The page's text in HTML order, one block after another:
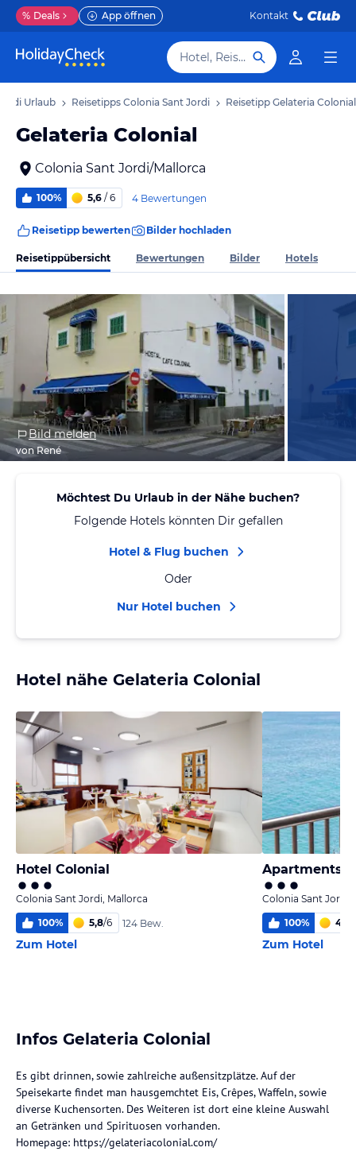
% Deals App öffnen Kontakt
Hotel, Reiseziel
Urlaub Reisetipps Colonia Sant Jordi Reisetipp Gelateria Colonial
Gelateria Colonial
Colonia Sant Jordi/Mallorca
100% 5,6 / 6 4 Bewertungen
Reisetipp bewerten Bilder hochladen
Reisetippübersicht Bewertungen Bilder Hotels
Bild melden
von René
Möchtest Du Urlaub in der Nähe buchen?
Folgende Hotels könnten Dir gefallen
Hotel & Flug buchen
Oder
Nur Hotel buchen
Hotel nähe Gelateria Colonial
Hotel Colonial
Colonia Sant Jordi, Mallorca
100% 5,8/6 124 Bew.
Zum Hotel
Apartments
Colonia Sant Jordi,
100% 4,4
Zum Hotel
Infos Gelateria Colonial
Es gibt drinnen, sowie zahlreiche außensitzplätze. Auf der
Speisekarte findet man hausgemchtet Eis, Crêpes, Waffeln, sowie
diverse Kuchensorten. Des Weiteren ist dort eine kleine Auswahl
an Getränken und Spirituosen vorhanden.
Homepage: https://gelateriacolonial.com/